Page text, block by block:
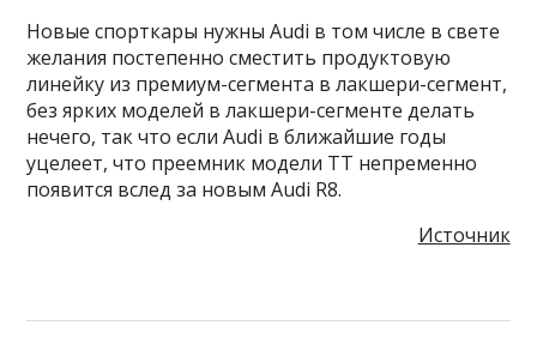
Новые спорткары нужны Audi в том числе в свете
желания постепенно сместить продуктовую
линейку из премиум-сегмента в лакшери-сегмент,
без ярких моделей в лакшери-сегменте делать
нечего, так что если Audi в ближайшие годы
уцелеет, что преемник модели TT непременно
появится вслед за новым Audi R8.
Источник